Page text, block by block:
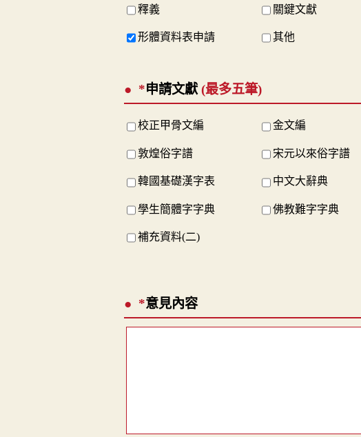
釋義 關鍵文獻
形體資料表申請 其他
*申請文獻 (最多五筆)
校正甲骨文編 金文編
敦煌俗字譜 宋元以來俗字譜
韓國基礎漢字表 中文大辭典
學生簡體字字典 佛教難字字典
補充資料(二)
*意見內容